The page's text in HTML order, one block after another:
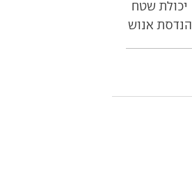
יכולת שטח
הנדסת אנוש